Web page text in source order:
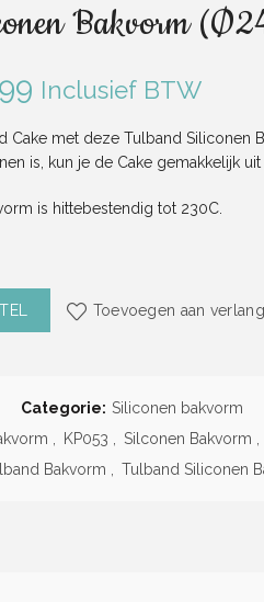
Bakvorm
Inclusief BTW
Cake met deze Tulband Siliconen
is, kun je de Cake gemakkelijk
is hittebestendig tot 230C.
Bakvorm (Ø24cm) aantal
Toevoegen aan
Categorie: Siliconen bakvorm
KP053 Silconen Bakvorm
Bakvorm Tulband Siliconen